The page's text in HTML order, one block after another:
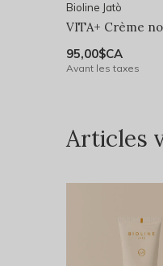
Bioline Jatò
VITA+ Crème
95,00$CA
Avant les taxes
Articles